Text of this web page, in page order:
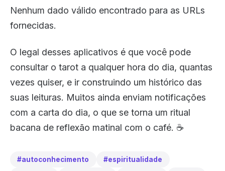
Nenhum dado válido encontrado para as URLs
fornecidas.
O legal desses aplicativos é que você pode
consultar o tarot a qualquer hora do dia, quantas
vezes quiser, e ir construindo um histórico das
suas leituras. Muitos ainda enviam notificações
com a carta do dia, o que se torna um ritual
bacana de reflexão matinal com o café. ☕
#autoconhecimento #espiritualidade